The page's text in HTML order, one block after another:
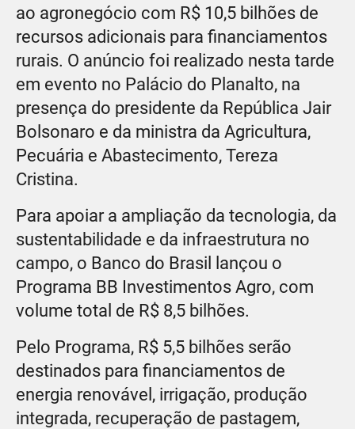
ao agronegócio com R$ 10,5 bilhões de
recursos adicionais para financiamentos
rurais. O anúncio foi realizado nesta tarde
em evento no Palácio do Planalto, na
presença do presidente da República Jair
Bolsonaro e da ministra da Agricultura,
Pecuária e Abastecimento, Tereza
Cristina.
Para apoiar a ampliação da tecnologia, da
sustentabilidade e da infraestrutura no
campo, o Banco do Brasil lançou o
Programa BB Investimentos Agro, com
volume total de R$ 8,5 bilhões.
Pelo Programa, R$ 5,5 bilhões serão
destinados para financiamentos de
energia renovável, irrigação, produção
integrada, recuperação de pastagem,